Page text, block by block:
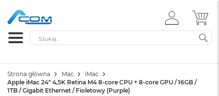
ZALOGUJ
SIĘ
Szukaj
Strona główna Mac
iMac
Apple iMac 24" 4,5K Retina M4 8-core CPU + 8-core GPU / 16GB /
1TB / Gigabit Ethernet / Fioletowy (Purple)